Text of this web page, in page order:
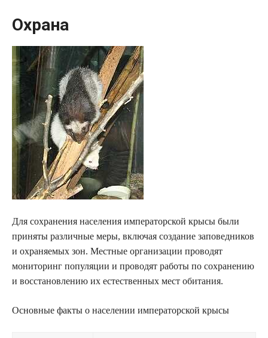
Охрана
Для сохранения населения императорской крысы были
приняты различные меры, включая создание заповедников
и охраняемых зон. Местные организации проводят
мониторинг популяции и проводят работы по сохранению
и восстановлению их естественных мест обитания.
Основные факты о населении императорской крысы